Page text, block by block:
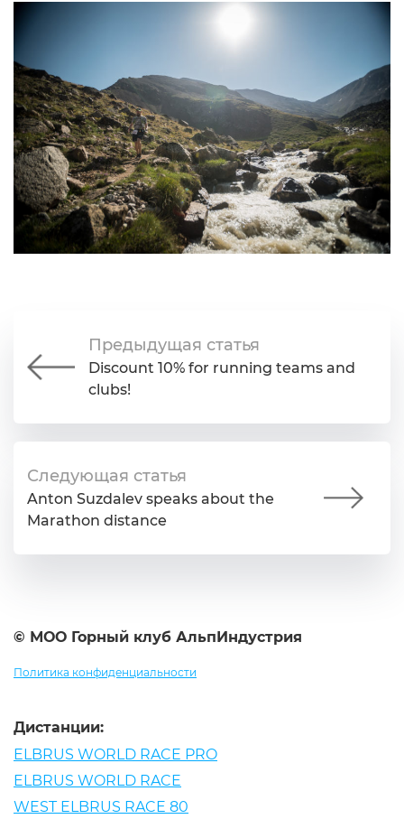
Предыдущая статья
Discount 10% for running teams and
clubs!
Следующая статья
Anton Suzdalev speaks about the
Marathon distance
© МОО Горный клуб АльпИндустрия
Политика конфиденциальности
Дистанции:
ELBRUS WORLD RACE PRO
ELBRUS WORLD RACE
WEST ELBRUS RACE 80